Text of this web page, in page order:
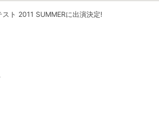
ト 2011 SUMMERに出演決定!